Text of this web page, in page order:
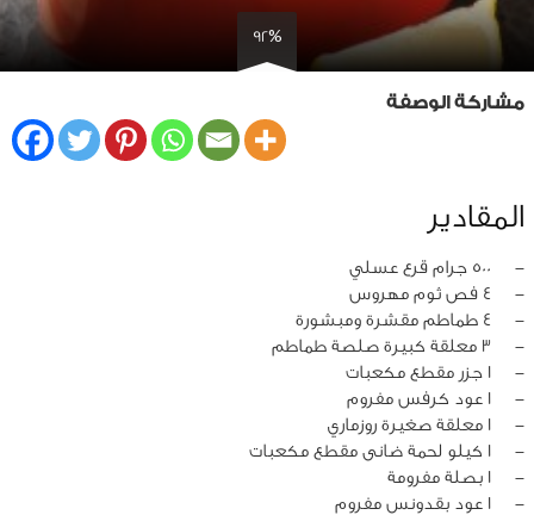
92%
مشاركة الوصفة
المقادير
‏-
500 جرام قرع عسلي
‏-
4 فص ثوم مهروس
‏-
4 طماطم مقشرة ومبشورة
‏-
3 معلقة كبيرة صلصة طماطم
‏-
1 جزر مقطع مكعبات
‏-
1 عود كرفس مفروم
‏-
1 معلقة صغيرة روزماري
‏-
1 كيلو لحمة ضانى مقطع مكعبات
‏-
1 بصلة مفرومة
‏-
1 عود بقدونس مفروم